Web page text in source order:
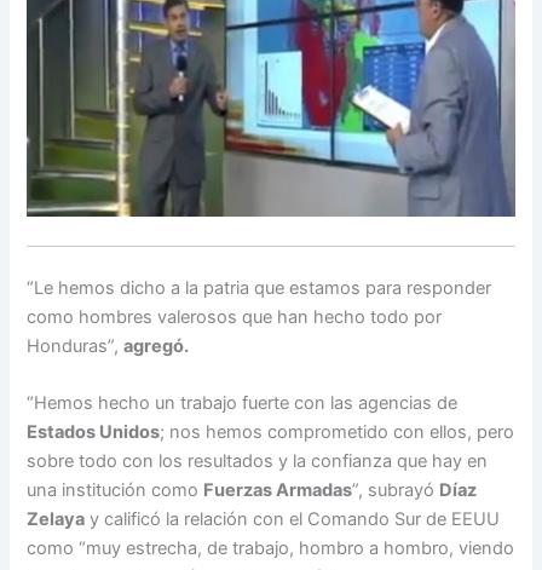
“Le hemos dicho a la patria que estamos para responder
como hombres valerosos que han hecho todo por
Honduras”,agregó.
“Hemos hecho un trabajo fuerte con las agencias de
Estados Unidos; nos hemos comprometido con ellos, pero
sobre todo con los resultados y la confianza que hay en
una institución como Fuerzas Armadas”, subrayó Díaz
Zelaya y calificó la relación con el Comando Sur de EEUU
como “muy estrecha, de trabajo, hombro a hombro, viendo